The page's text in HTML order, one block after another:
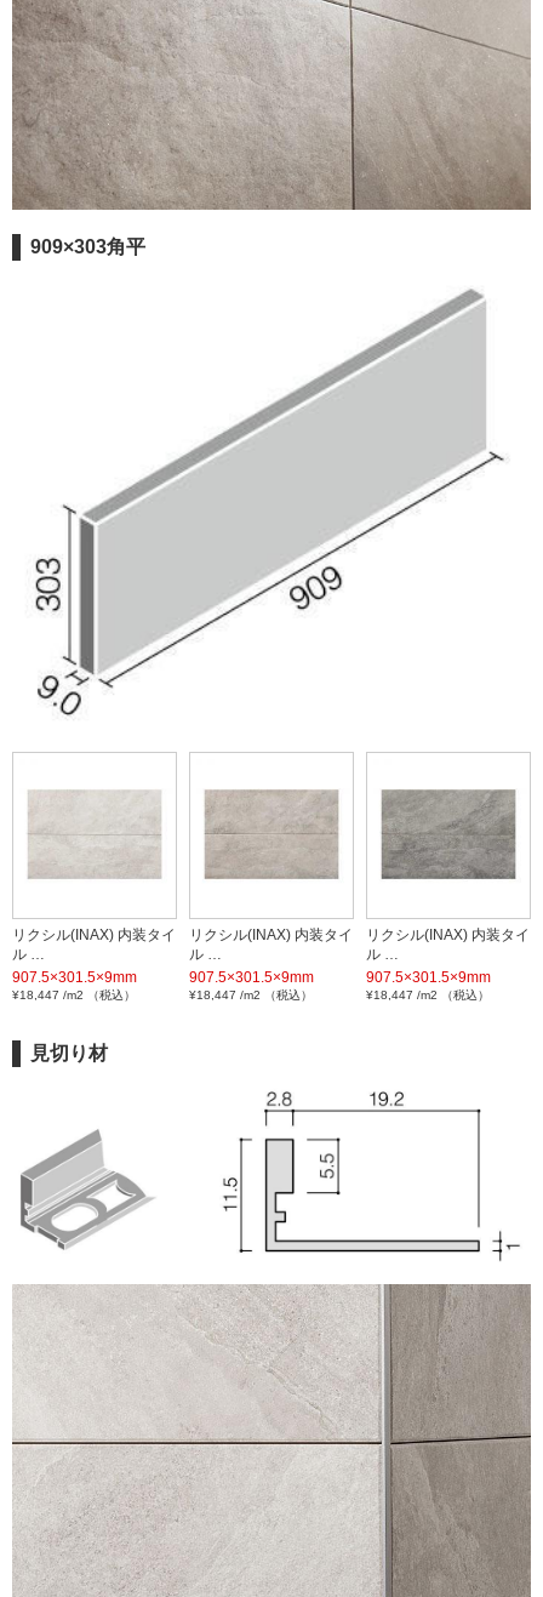
909×303角平
リクシル(INAX) 内装タイ
ル …
907.5×301.5×9mm
¥18,447 /m2 （税込）
リクシル(INAX) 内装タイ
ル …
907.5×301.5×9mm
¥18,447 /m2 （税込）
リクシル(INAX) 内装タイ
ル …
907.5×301.5×9mm
¥18,447 /m2 （税込）
見切り材